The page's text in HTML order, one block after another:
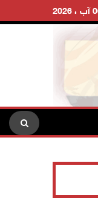
والأدباء أوسمة